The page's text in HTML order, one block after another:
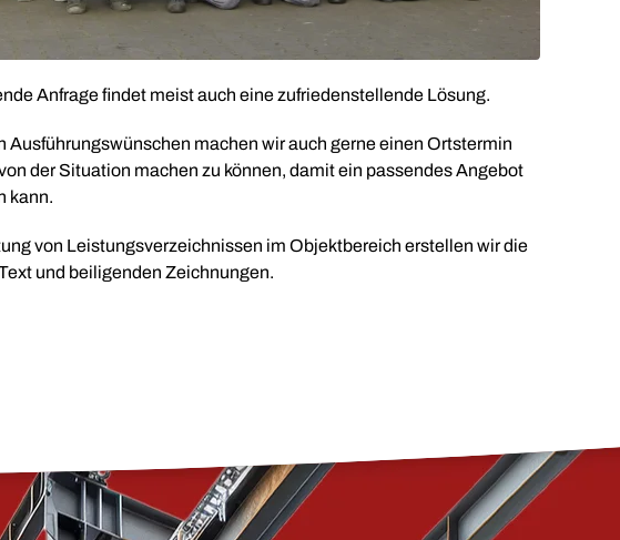
Anfrage findet meist auch eine zufriedenstellende Lösung.
Ausführungswünschen machen wir auch gerne einen Ortstermin
der Situation machen zu können, damit ein passendes Angebot
kann.
von Leistungsverzeichnissen im Objektbereich erstellen wir die
und beiligenden Zeichnungen.